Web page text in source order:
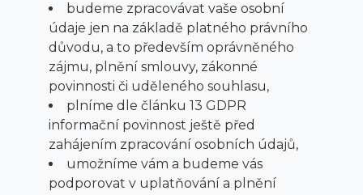
budeme zpracovávat vaše osobní
údaje jen na základě platného právního
důvodu, a to především oprávněného
zájmu, plnění smlouvy, zákonné
povinnosti či uděleného souhlasu,
plníme dle článku 13 GDPR
informační povinnost ještě před
zahájením zpracování osobních údajů,
umožníme vám a budeme vás
podporovat v uplatňování a plnění